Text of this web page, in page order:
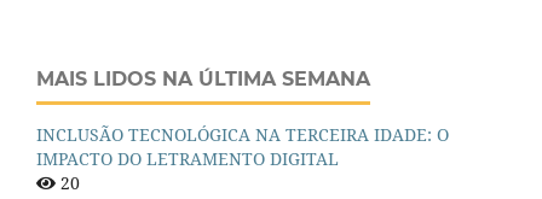
MAIS LIDOS NA ÚLTIMA SEMANA
INCLUSÃO TECNOLÓGICA NA TERCEIRA IDADE: O
IMPACTO DO LETRAMENTO DIGITAL
20